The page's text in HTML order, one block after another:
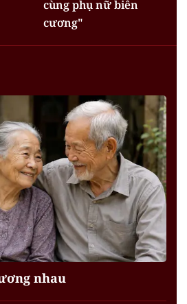
cùng phụ nữ biên
cương"
nhau